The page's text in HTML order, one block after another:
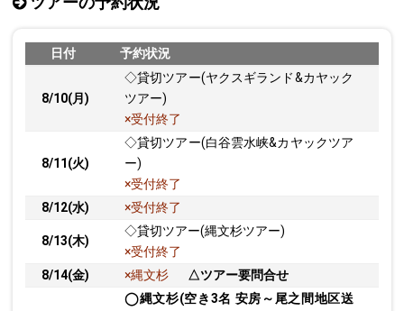
日付 予約状況
8/10(月)
◇貸切ツアー(ヤクスギランド&カヤック
ツアー)
×受付終了
8/11(火)
◇貸切ツアー(白谷雲水峡&カヤックツア
ー)
×受付終了
8/12(水)
×受付終了
8/13(木)
◇貸切ツアー(縄文杉ツアー)
×受付終了
8/14(金)
×縄文杉 △ツアー要問合せ
◯縄文杉(空き3名 安房～尾之間地区送